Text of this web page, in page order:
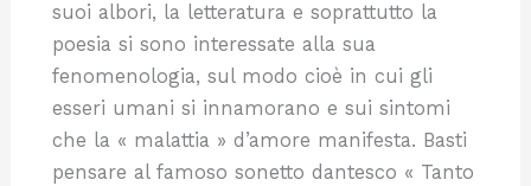
suoi albori, la letteratura e soprattutto la
poesia si sono interessate alla sua
fenomenologia, sul modo cioè in cui gli
esseri umani si innamorano e sui sintomi
che la « malattia » d’amore manifesta. Basti
pensare al famoso sonetto dantesco « Tanto